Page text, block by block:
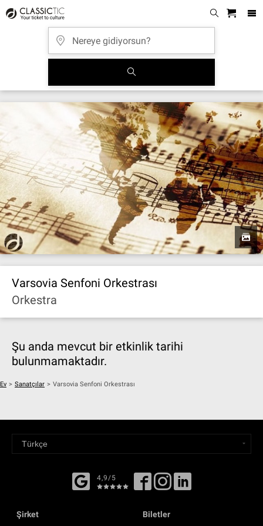
Varsovia Senfoni Orkestrası
Orkestra
Şu anda mevcut bir etkinlik tarihi
bulunmamaktadır.
Ev > Sanatçılar > Varsovia Senfoni Orkestrası
4,9/5
Şirket Biletler